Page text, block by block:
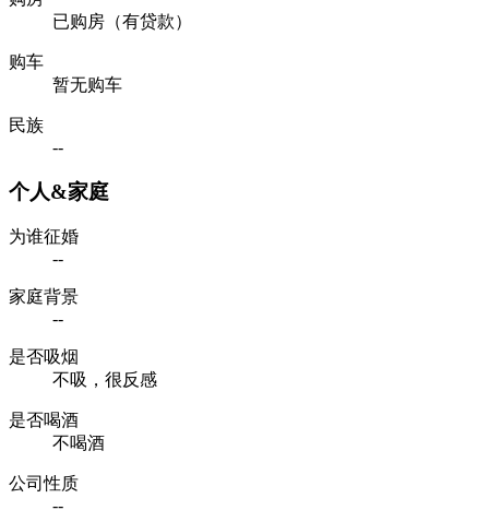
已购房（有贷款）
购车
暂无购车
民族
--
个人&家庭
为谁征婚
--
家庭背景
--
是否吸烟
不吸，很反感
是否喝酒
不喝酒
公司性质
--